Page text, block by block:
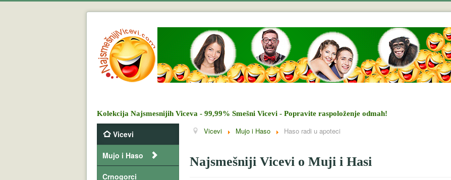
Kolekcija Najsmesnijih Viceva - 99,99% Smešni Vicevi - Popravite raspoloženje odmah!
Vicevi
Mujo i Haso
Crnogorci
Vicevi Mujo i Haso Haso radi u apoteci
Najsmešniji Vicevi o Muji i Hasi